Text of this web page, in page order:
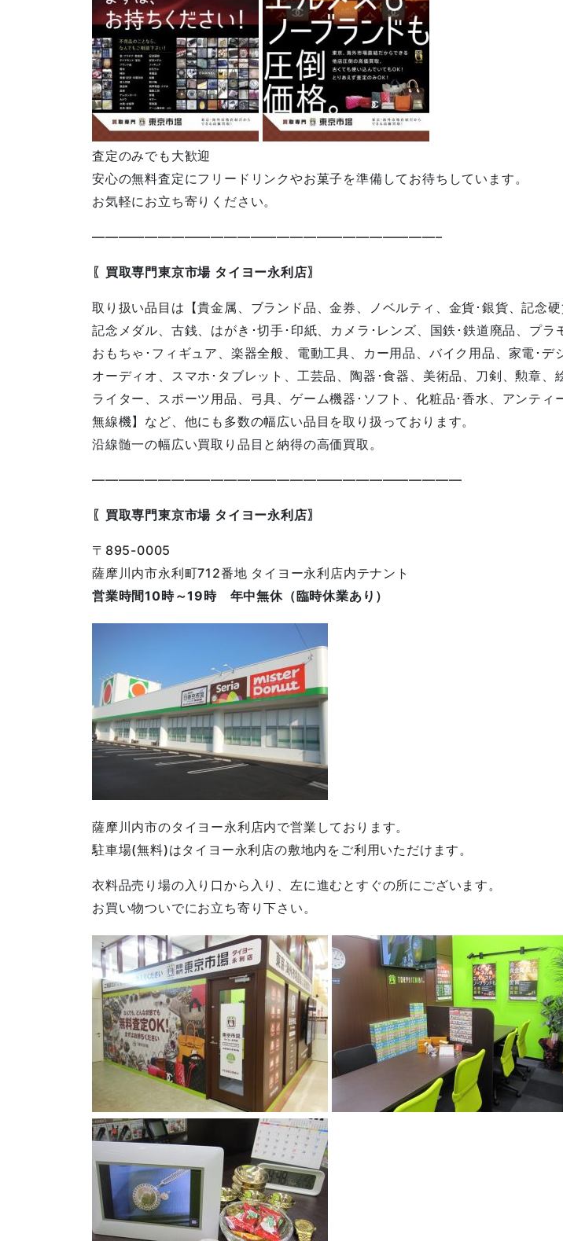
査定のみでも大歓迎
安心の無料査定にフリードリンクやお菓子を準備してお待ちしています。
お気軽にお立ち寄りください。
——————————————————————————–
〖買取専門東京市場 タイヨー永利店〗
取り扱い品目は【貴金属、ブランド品、金券、ノベルティ、金貨･銀貨、記念硬
記念メダル、古銭、はがき･切手･印紙、カメラ･レンズ、国鉄･鉄道廃品、プラ
おもちゃ･フィギュア、楽器全般、電動工具、カー用品、バイク用品、家電･デ
オーディオ、スマホ･タブレット、工芸品、陶器･食器、美術品、刀剣、勲章、
ライター、スポーツ用品、弓具、ゲーム機器･ソフト、化粧品･香水、アンティ
無線機】など、他にも多数の幅広い品目を取り扱っております。
沿線髄一の幅広い買取り品目と納得の高価買取。
————————————————————————————
〖買取専門東京市場 タイヨー永利店〗
〒895-0005
薩摩川内市永利町712番地 タイヨー永利店内テナント
営業時間10時～19時 年中無休（臨時休業あり）
薩摩川内市のタイヨー永利店内で営業しております。
駐車場(無料)はタイヨー永利店の敷地内をご利用いただけます。
衣料品売り場の入り口から入り、左に進むとすぐの所にございます。
お買い物ついでにお立ち寄り下さい。